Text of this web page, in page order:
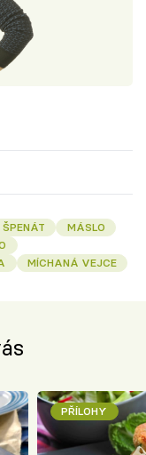
ŠPENÁT
MÁSLO
MÍCHANÁ VEJCE
PŘÍLOHY